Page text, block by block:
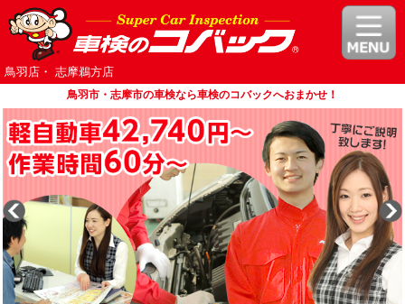
鳥羽店・ 志摩鵜方店
鳥羽市・志摩市の車検なら車検のコバックへおまかせ！